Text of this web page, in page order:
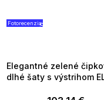
FotorecenziaSUMMER SALE -
Elegantné zelené
dlhé šaty s výstrihom